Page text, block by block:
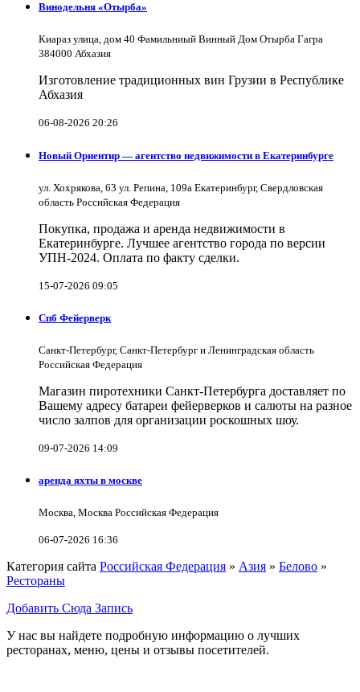
Винодельня «Отырба»
Киараз улица, дом 40 Фамильниый Винный Дом Отырба Гагра
384000 Абхазия
Изготовление традиционных вин Грузии в Республике
Абхазия
06-08-2026 20:26
Новый Ориентир — агентство недвижимости в Екатеринбурге
ул. Хохрякова, 63 ул. Репина, 109a Екатеринбург, Свердловская
область Российская Федерация
Покупка, продажа и аренда недвижимости в
Екатеринбурге. Лучшее агентство города по версии
УПН-2024. Оплата по факту сделки.
15-07-2026 09:05
Спб Фейерверк
Санкт-Петербург, Санкт-Петербург и Ленинградская область
Российская Федерация
Магазин пиротехники Санкт-Петербурга доставляет по
Вашему адресу батареи фейерверков и салюты на разное
число залпов для организации роскошных шоу.
09-07-2026 14:09
аренда яхты в москве
Москва, Москва Российская Федерация
06-07-2026 16:36
Категория сайта Российская Федерация » Азия » Белово »
Рестораны
Добавить Сюда Запись
У нас вы найдете подробную информацию о лучших
ресторанах, меню, цены и отзывы посетителей.